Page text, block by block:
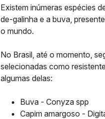
Existem inúmeras espécies
de-galinha e a buva,
o mundo.
No Brasil, até o momento,
selecionadas como
algumas delas:
Buva - Conyza spp
Capim amargoso -